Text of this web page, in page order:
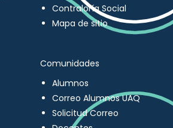
Contraloría Social
Mapa de sitio
Comunidades
Alumnos
Correo Alumnos UAQ
Solicitud Correo